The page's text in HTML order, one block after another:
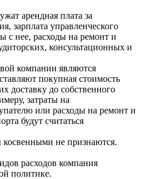
арендная плата за
зарплата управленческого
с нее, расходы на ремонт и
консультационных и
компании являются
покупная стоимость
доставку до собственного
затраты на
или расходы на ремонт и
будут считаться
не признаются.
расходов компания
политике.